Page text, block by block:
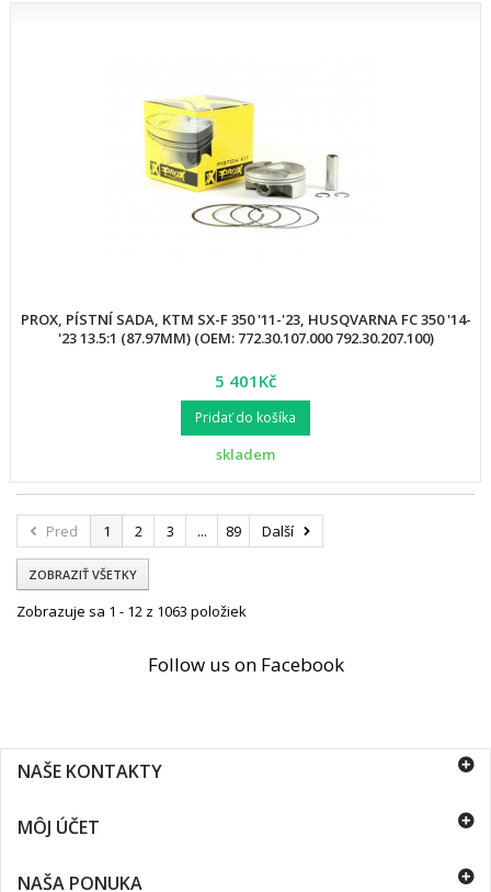
PROX, PÍSTNÍ SADA, KTM SX-F 350 '11-'23, HUSQVARNA FC 350 '14-
'23 13.5:1 (87.97MM) (OEM: 772.30.107.000 792.30.207.100)
5 401Kč
Pridať do košíka
skladem
Pred 1 2 3 ... 89 Další
ZOBRAZIŤ VŠETKY
Zobrazuje sa 1 - 12 z 1063 položiek
Follow us on Facebook
NAŠE KONTAKTY
MÔJ ÚČET
NAŠA PONUKA